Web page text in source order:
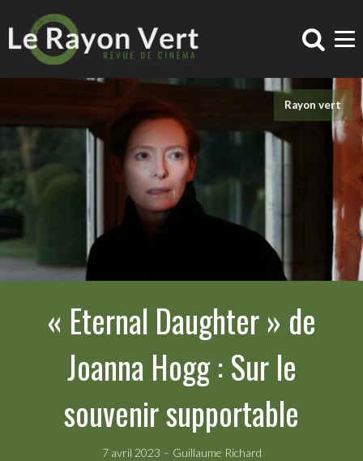
Rayon vert
« Eternal Daughter » de
Joanna Hogg : Sur le
souvenir supportable
7 avril 2023 Guillaume Richard